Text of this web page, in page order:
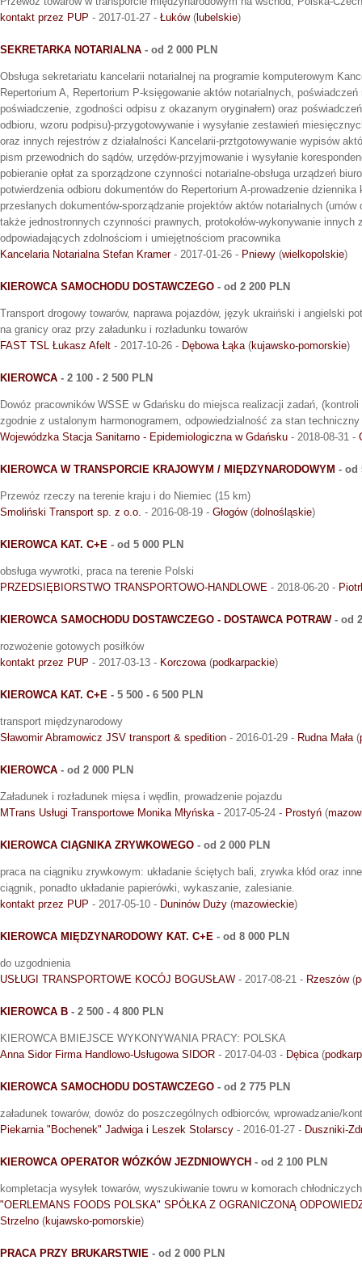
kontakt przez PUP - 2017-01-27 - Łuków( lubelskie)
SEKRETARKA NOTARIALNA - od 2 000 PLN
Obsługa sekretariatu kancelarii notarialnej na programie komputerowym
Repertorium A, Repertorium P-księgowanie aktów notarialnych,
poświadczenie, zgodności odpisu z okazanym oryginałem) oraz
odbioru, wzoru podpisu)-przygotowywanie i wysyłanie zestawień
oraz innych rejestrów z działalności Kancelarii-prztgotowywanie wypisów
pism przewodnich do sądów, urzędów-przyjmowanie i wysyłanie
pobieranie opłat za sporządzone czynności notarialne-obsługa urządzeń
potwierdzenia odbioru dokumentów do Repertorium A-prowadzenie
przesłanych dokumentów-sporządzanie projektów aktów notarialnych
także jednostronnych czynności prawnych, protokołów-wykonywanie innych
odpowiadających zdolnościom i umiejętnościom pracownika
Kancelaria Notarialna Stefan Kramer- 2017-01-26 - Pniewy (wielkopolskie)
KIEROWCA SAMOCHODU DOSTAWCZEGO - od 2 200 PLN
Transport drogowy towarów, naprawa pojazdów, język ukraiński i angielski
na granicy oraz przy załadunku i rozładunku towarów
FAST TSL Łukasz Afelt - 2017-10-26 - Dębowa Łąka(kujawsko-pomorskie)
KIEROWCA - 2 100 - 2 500 PLN
Dowóz pracowników WSSE w Gdańsku do miejsca realizacji zadań,
zgodnie z ustalonym harmonogramem, odpowiedzialność za stan
Wojewódzka Stacja Sanitarno - Epidemiologiczna w Gdańsku - 2018-08-31 -
KIEROWCA W TRANSPORCIE KRAJOWYM / MIĘDZYNARODOWYM - od
Przewóz rzeczy na terenie kraju i do Niemiec (15 km)
Smoliński Transport sp. z o.o. - 2016-08-19 - Głogów(dolnośląskie)
KIEROWCA KAT. C+E - od 5 000 PLN
obsługa wywrotki, praca na terenie Polski
PRZEDSIĘBIORSTWO TRANSPORTOWO-HANDLOWE - 2018-06-20 -
KIEROWCA SAMOCHODU DOSTAWCZEGO - DOSTAWCA POTRAW- od
rozwożenie gotowych posiłków
kontakt przez PUP - 2017-03-13 - Korczowa(podkarpackie)
KIEROWCA KAT. C+E - 5 500 - 6 500 PLN
transport międzynarodowy
Sławomir Abramowicz JSV transport & spedition - 2016-01-29 - Rudna Mała(
KIEROWCA - od 2 000 PLN
Załadunek i rozładunek mięsa i wędlin, prowadzenie pojazdu
MTrans Usługi Transportowe Monika Młyńska- 2017-05-24 - Prostyń (
KIEROWCA CIĄGNIKA ZRYWKOWEGO - od 2 000 PLN
praca na ciągniku zrywkowym: układanie ściętych bali, zrywka kłód oraz
ciągnik, ponadto układanie papierówki, wykaszanie, zalesianie.
kontakt przez PUP - 2017-05-10 - Duninów Duży (mazowieckie)
KIEROWCA MIĘDZYNARODOWY KAT. C+E - od 8 000 PLN
do uzgodnienia
USŁUGI TRANSPORTOWE KOCÓJ BOGUSŁAW - 2017-08-21 - Rzeszów(
KIEROWCA B - 2 500 - 4 800 PLN
KIEROWCA BMIEJSCE WYKONYWANIA PRACY: POLSKA
Anna Sidor Firma Handlowo-Usługowa SIDOR - 2017-04-03 - Dębica(
KIEROWCA SAMOCHODU DOSTAWCZEGO - od 2 775 PLN
załadunek towarów, dowóz do poszczególnych odbiorców, wprowadzanie/
Piekarnia "Bochenek" Jadwiga i Leszek Stolarscy - 2016-01-27 - Duszniki-
KIEROWCA OPERATOR WÓZKÓW JEZDNIOWYCH - od 2 100 PLN
kompletacja wysyłek towarów, wyszukiwanie towru w komorach
"OERLEMANS FOODS POLSKA" SPÓŁKA Z OGRANICZONĄ
Strzelno (kujawsko-pomorskie)
PRACA PRZY BRUKARSTWIE - od 2 000 PLN